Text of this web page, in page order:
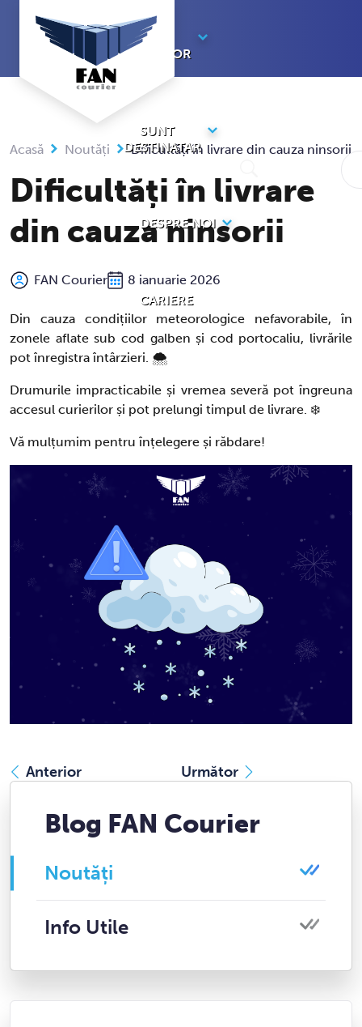
conținut
SUNT
EXPEDITOR
SUNT
DESTINATAR
DESPRE NOI
CARIERE
Acasă Noutăți Dificultăți în livrare din cauza ninsorii
Dificultăți în livrare
din cauza ninsorii
FAN Courier 8 ianuarie 2026
Din cauza condițiilor meteorologice nefavorabile, în
zonele aflate sub cod galben și cod portocaliu, livrările
pot înregistra întârzieri. 🌨️
Drumurile impracticabile și vremea severă pot îngreuna
accesul curierilor și pot prelungi timpul de livrare. ❄️
Vă mulțumim pentru înțelegere și răbdare!
Anterior Următor
Blog FAN Courier
Noutăți
Info Utile